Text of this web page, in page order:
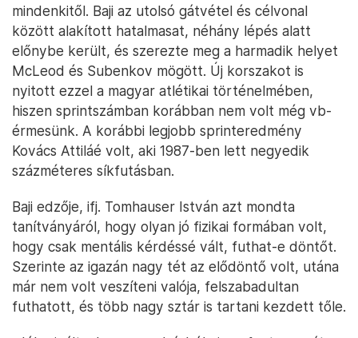
mindenkitől. Baji az utolsó gátvétel és célvonal
között alakított hatalmasat, néhány lépés alatt
előnybe került, és szerezte meg a harmadik helyet
McLeod és Subenkov mögött. Új korszakot is
nyitott ezzel a magyar atlétikai történelmében,
hiszen sprintszámban korábban nem volt még vb-
érmesünk. A korábbi legjobb sprinteredmény
Kovács Attiláé volt, aki 1987-ben lett negyedik
százméteres síkfutásban.
Baji edzője, ifj. Tomhauser István azt mondta
tanítványáról, hogy olyan jó fizikai formában volt,
hogy csak mentális kérdéssé vált, futhat-e döntőt.
Szerinte az igazán nagy tét az elődöntő volt, utána
már nem volt veszíteni valója, felszabadultan
futhatott, és több nagy sztár is tartani kezdett tőle.